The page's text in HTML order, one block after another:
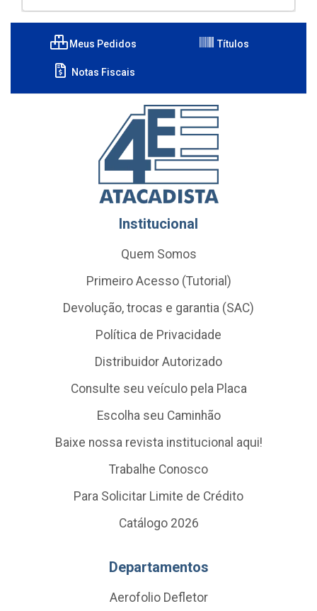
Meus Pedidos Títulos
Notas Fiscais
Institucional
Quem Somos
Primeiro Acesso (Tutorial)
Devolução, trocas e garantia (SAC)
Política de Privacidade
Distribuidor Autorizado
Consulte seu veículo pela Placa
Escolha seu Caminhão
Baixe nossa revista institucional aqui!
Trabalhe Conosco
Para Solicitar Limite de Crédito
Catálogo 2026
Departamentos
Aerofolio Defletor